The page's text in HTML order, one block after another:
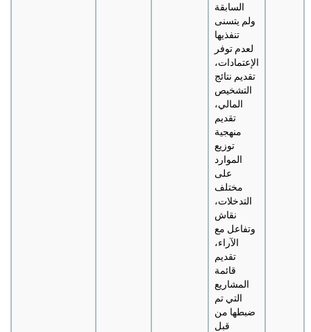
السابقة
ولم يتسنى
تنفذيها
لعدم توفر
الإعتمادات،
تقديم نتائج
التشخيص
المالي،
تقديم
منهجية
توزيع
الموارد
على
مختلف
التدخلات،
نقاش
وتفاعل مع
الآراء،
تقديم
قائمة
المشاريع
التي تم
ضبطها من
قبل